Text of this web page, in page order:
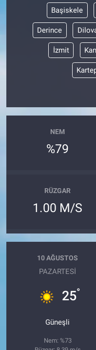
Başiskele
Derince
İzmit
NEM
%79
RÜZGAR
1.00 M/S
10 AĞUSTOS
PAZARTESI
25°
Güneşli
Nem: %73